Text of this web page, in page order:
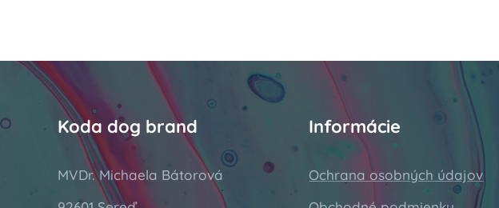
Koda dog brand
MVDr. Michaela Bátorová
Informácie
Ochrana osobných údajov